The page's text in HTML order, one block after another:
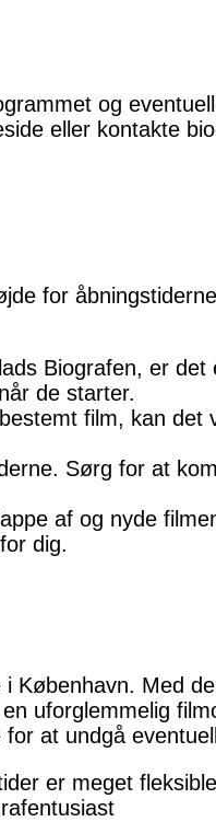
og
eller kontakte
for
Biografen, er det
de starter.
film, kan
Sørg for at
af og nyde
dig.
København. Med
uforglemmelig
for at undgå
er meget